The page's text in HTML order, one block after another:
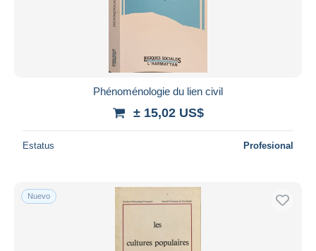
Phénoménologie du lien civil
± 15,02 US$
Estatus Profesional
Nuevo